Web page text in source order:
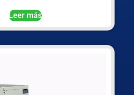
Leer más